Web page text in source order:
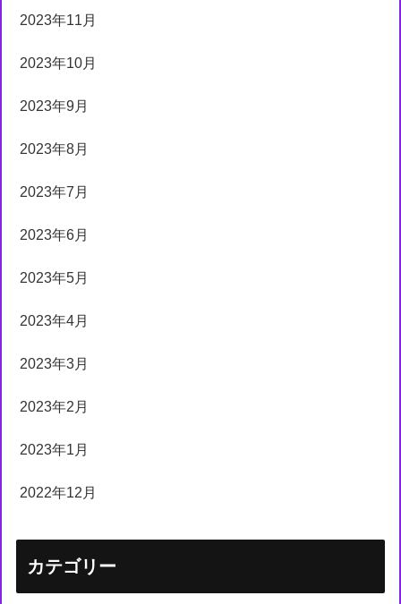
2023年11月
2023年10月
2023年9月
2023年8月
2023年7月
2023年6月
2023年5月
2023年4月
2023年3月
2023年2月
2023年1月
2022年12月
カテゴリー